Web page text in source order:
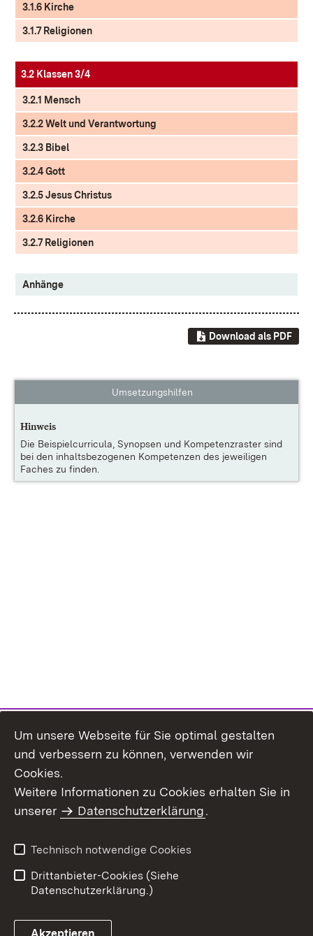
3.1.6 Kirche
3.1.7 Religionen
3.2 Klassen 3/4
3.2.1 Mensch
3.2.2 Welt und Verantwortung
3.2.3 Bibel
3.2.4 Gott
3.2.5 Jesus Christus
3.2.6 Kirche
3.2.7 Religionen
Anhänge
Download als PDF
Umsetzungshilfen
Hinweis
Die Beispielcurricula, Synopsen und Kompetenzraster sind
bei den inhaltsbezogenen Kompetenzen des jeweiligen
Faches zu finden.
Um unsere Webseite für Sie optimal gestalten
und verbessern zu können, verwenden wir
Cookies.
Weitere Informationen zu Cookies erhalten Sie in
unserer
Datenschutzerklärung.
Technisch notwendige Cookies
Drittanbieter-Cookies (Siehe
Datenschutzerklärung.)